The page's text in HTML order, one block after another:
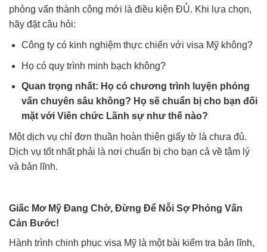
phỏng vấn thành công mới là điều kiện ĐỦ. Khi lựa chọn,
hãy đặt câu hỏi:
Công ty có kinh nghiệm thực chiến với visa Mỹ không?
Họ có quy trình minh bạch không?
Quan trọng nhất: Họ có chương trình luyện phỏng
vấn chuyên sâu không? Họ sẽ chuẩn bị cho bạn đối
mặt với Viên chức Lãnh sự như thế nào?
Một dịch vụ chỉ đơn thuần hoàn thiện giấy tờ là chưa đủ.
Dịch vụ tốt nhất phải là nơi chuẩn bị cho bạn cả về tâm lý
và bản lĩnh.
Giấc Mơ Mỹ Đang Chờ, Đừng Để Nỗi Sợ Phỏng Vấn
Cản Bước!
Hành trình chinh phục visa Mỹ là một bài kiểm tra bản lĩnh,